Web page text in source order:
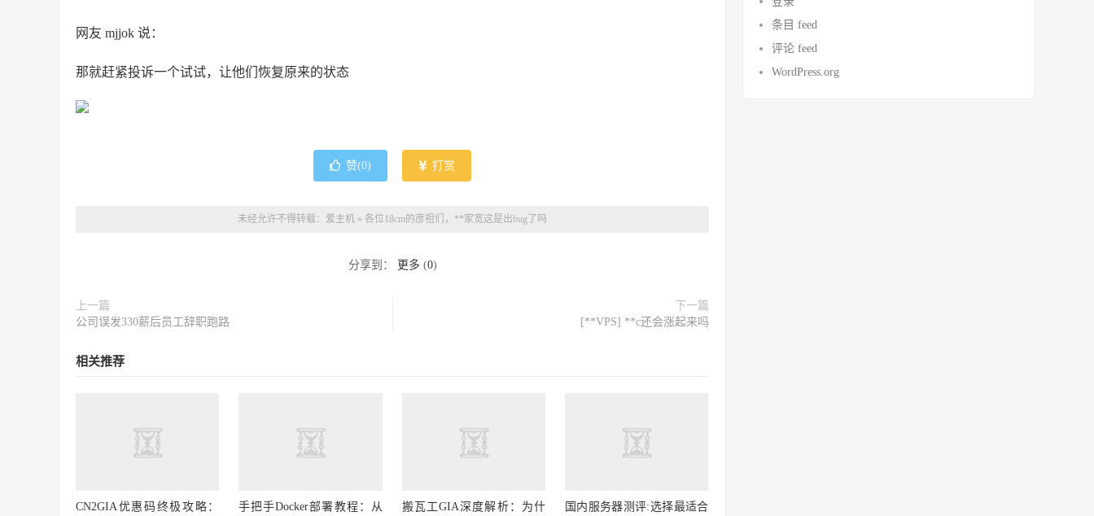
网友 mjjok 说：
那就赶紧投诉一个试试，让他们恢复原来的状态
赞(0) 打赏
未经允许不得转载： 爱主机 » 各位18cm的彦祖们，**家宽这是出bug了吗
分享到： 更多 (0)
上一篇
公司误发330薪后员工辞职跑路
下一篇
[**VPS] **c还会涨起来吗
相关推荐
CN2GIA优惠码终极攻略：
手把手Docker部署教程：从
搬瓦工GIA深度解析：为什
国内服务器测评:选择最适合
条目 feed
评论 feed
WordPress.org